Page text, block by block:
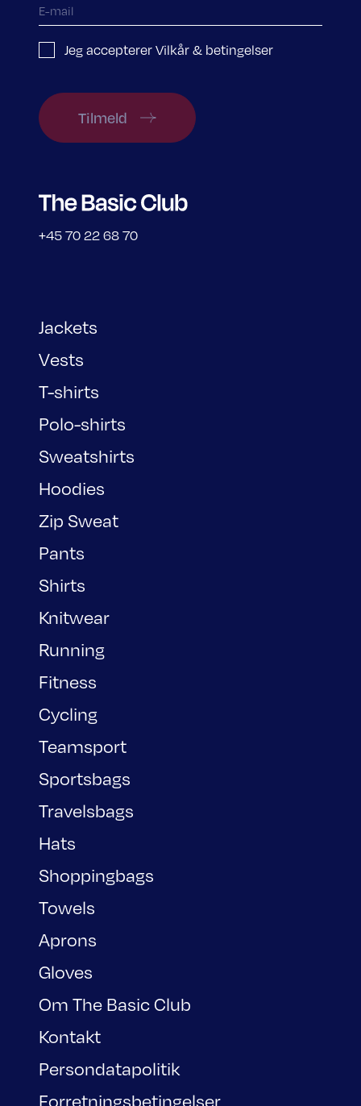
Jeg accepterer Vilkår & betingelser
Tilmeld
+45 70 22 68 70
Jackets
Vests
T-shirts
Polo-shirts
Sweatshirts
Hoodies
Zip Sweat
Pants
Shirts
Knitwear
Running
Fitness
Cycling
Teamsport
Sportsbags
Travelsbags
Hats
Shoppingbags
Towels
Aprons
Gloves
Om The Basic Club
Kontakt
Persondatapolitik
Forretningsbetingelser